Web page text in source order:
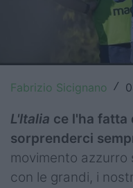
Champions Cup
Challenge Cup
World Rugby
Rugby World Cup
Super Rugby
Rugby in TV
Fabrizio Sicignano /
L'Italia ce l'ha fatta
sorprenderci
movimento
con le grandi, i